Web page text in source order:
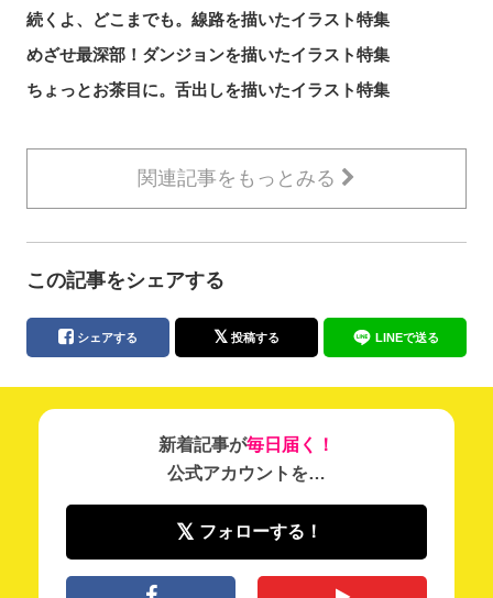
続くよ、どこまでも。線路を描いたイラスト特集
めざせ最深部！ダンジョンを描いたイラスト特集
ちょっとお茶目に。舌出しを描いたイラスト特集
関連記事をもっとみる
この記事をシェアする
シェアする 投稿する LINEで送る
新着記事が毎日届く！
公式アカウントを…
フォローする！